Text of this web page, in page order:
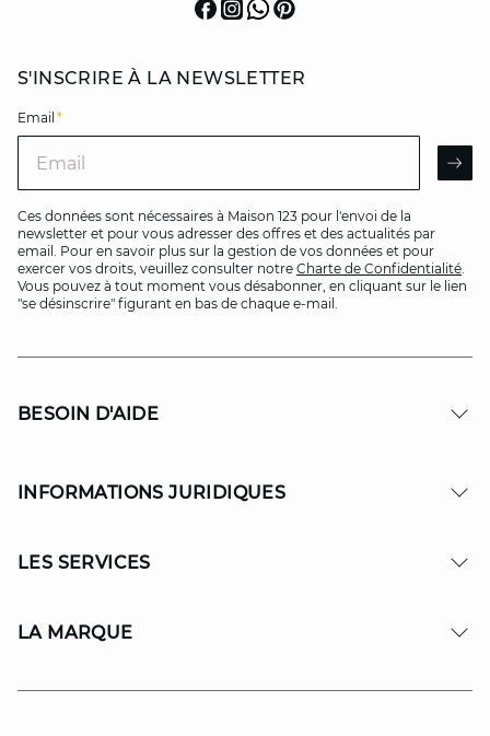
S'INSCRIRE À LA NEWSLETTER
Email *
Ces données sont nécessaires à Maison 123 pour l'envoi de la
newsletter et pour vous adresser des offres et des actualités par
email. Pour en savoir plus sur la gestion de vos données et pour
exercer vos droits, veuillez consulter notre Charte de Confidentialité.
Vous pouvez à tout moment vous désabonner, en cliquant sur le lien
"se désinscrire" figurant en bas de chaque e-mail.
BESOIN D'AIDE
INFORMATIONS JURIDIQUES
LES SERVICES
LA MARQUE